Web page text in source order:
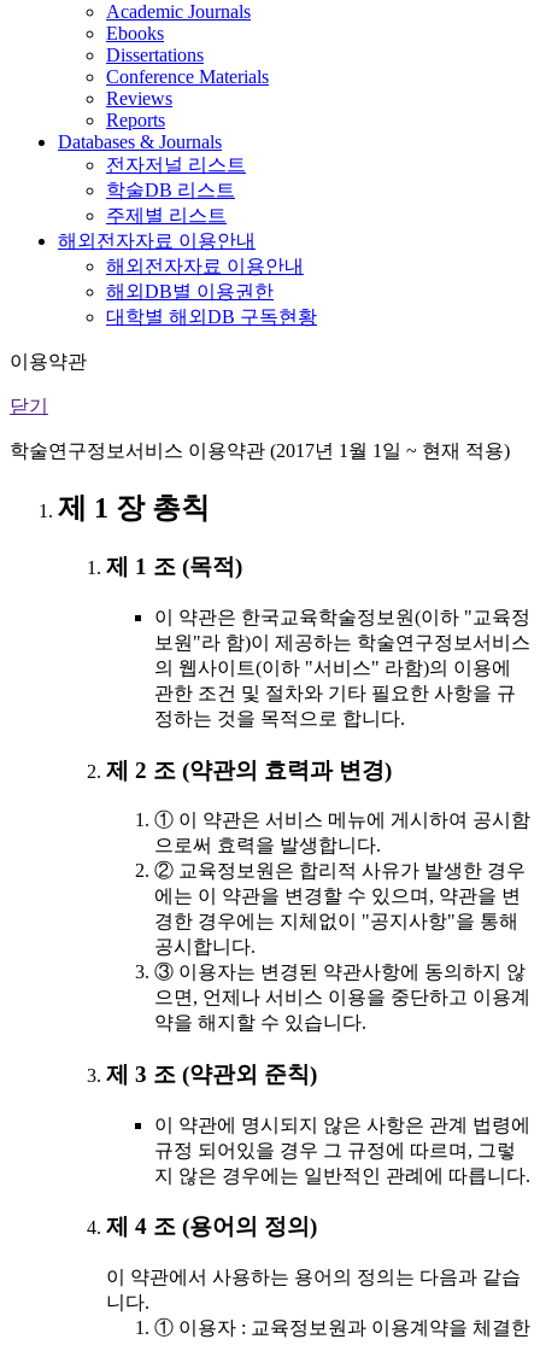
Academic Journals
Ebooks
Dissertations
Conference Materials
Reviews
Reports
Databases & Journals
전자저널 리스트
학술DB 리스트
주제별 리스트
해외전자자료 이용안내
해외전자자료 이용안내
해외DB별 이용권한
대학별 해외DB 구독현황
이용약관
닫기
학술연구정보서비스 이용약관 (2017년 1월 1일 ~ 현재 적용)
제 1 장 총칙
제 1 조 (목적)
이 약관은 한국교육학술정보원(이하 "교육정
보원"라 함)이 제공하는 학술연구정보서비스
의 웹사이트(이하 "서비스" 라함)의 이용에
관한 조건 및 절차와 기타 필요한 사항을 규
정하는 것을 목적으로 합니다.
제 2 조 (약관의 효력과 변경)
① 이 약관은 서비스 메뉴에 게시하여 공시함
으로써 효력을 발생합니다.
② 교육정보원은 합리적 사유가 발생한 경우
에는 이 약관을 변경할 수 있으며, 약관을 변
경한 경우에는 지체없이 "공지사항"을 통해
공시합니다.
③ 이용자는 변경된 약관사항에 동의하지 않
으면, 언제나 서비스 이용을 중단하고 이용계
약을 해지할 수 있습니다.
제 3 조 (약관외 준칙)
이 약관에 명시되지 않은 사항은 관계 법령에
규정 되어있을 경우 그 규정에 따르며, 그렇
지 않은 경우에는 일반적인 관례에 따릅니다.
제 4 조 (용어의 정의)
이 약관에서 사용하는 용어의 정의는 다음과 같습
니다.
① 이용자 : 교육정보원과 이용계약을 체결한